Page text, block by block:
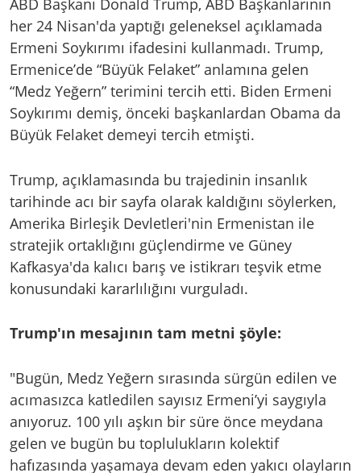
her 24 Nisan'da yaptığı geleneksel açıklamada
Ermeni Soykırımı ifadesini kullanmadı. Trump,
Ermenice’de “Büyük Felaket” anlamına gelen
“Medz Yeğern” terimini tercih etti. Biden Ermeni
Soykırımı demiş, önceki başkanlardan Obama da
Büyük Felaket demeyi tercih etmişti.
Trump, açıklamasında bu trajedinin insanlık
tarihinde acı bir sayfa olarak kaldığını söylerken,
Amerika Birleşik Devletleri'nin Ermenistan ile
stratejik ortaklığını güçlendirme ve Güney
Kafkasya'da kalıcı barış ve istikrarı teşvik etme
konusundaki kararlılığını vurguladı.
Trump'ın mesajının tam metni şöyle:
"Bugün, Medz Yeğern sırasında sürgün edilen ve
acımasızca katledilen sayısız Ermeni’yi saygıyla
anıyoruz. 100 yılı aşkın bir süre önce meydana
gelen ve bugün bu toplulukların kolektif
hafızasında yaşamaya devam eden yakıcı olayların